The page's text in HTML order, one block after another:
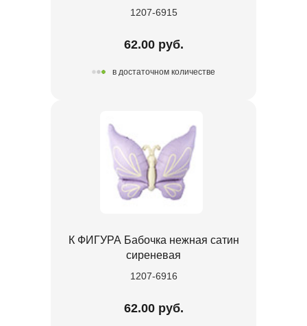
1207-6915
62.00 руб.
в достаточном количестве
К ФИГУРА Бабочка нежная сатин
сиреневая
1207-6916
62.00 руб.